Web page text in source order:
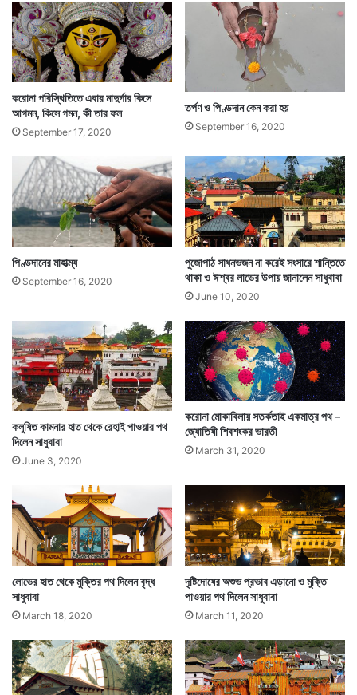
নেওয়া যায় পাহাড়-জঙ্গলে তারের বেড়া দেওয়া ডিয়ার পার্কে হরিণ
নীলগাই পাইথন ভামবিড়াল আর নানা প্রজাতির সাপ।
করোনা পরিস্থিতিতে এবার মাদুর্গার কিসে
আগমন, কিসে গমন, কী তার ফল
September 17, 2020
তর্পণ ও পিণ্ডদান কেন করা হয়
September 16, 2020
পিণ্ডদানের মাহাত্ম্য
September 16, 2020
পুজোপাঠ সাধনভজন না করেই সংসারে শান্তিতে
থাকা ও ঈশ্বর লাভের উপায় জানালেন সাধুবাবা
June 10, 2020
কলুষিত কামনার হাত থেকে রেহাই পাওয়ার পথ
দিলেন সাধুবাবা
June 3, 2020
করোনা মোকাবিলায় সতর্কতাই একমাত্র পথ –
জ্যোতিষী শিবশংকর ভারতী
March 31, 2020
লোভের হাত থেকে মুক্তির পথ দিলেন বৃদ্ধ
সাধুবাবা
March 18, 2020
দৃষ্টিদোষের অশুভ প্রভাব এড়ানো ও মুক্তি
পাওয়ার পথ দিলেন সাধুবাবা
March 11, 2020